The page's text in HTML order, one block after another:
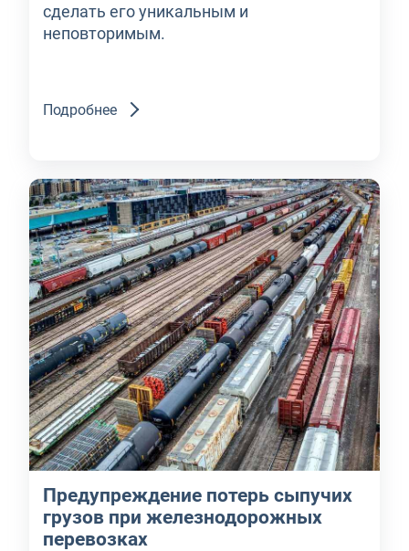
сделать его уникальным и
неповторимым.
Подробнее
Предупреждение потерь сыпучих
грузов при железнодорожных
перевозках